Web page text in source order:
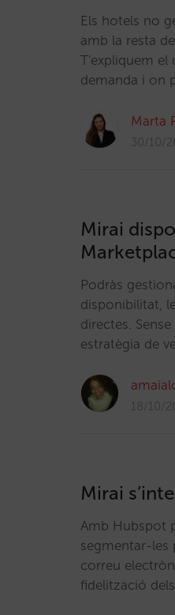
Els hotels no
amb la resta
T'expliquem el
demanda i on
Marta
30/10/
Mirai
Podràs
disponibilitat,
directes.
estratègia de
18/10/
Mirai
Amb Hubspot
segmentar-les
correu
fidelització